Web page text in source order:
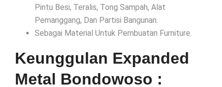
Pintu Besi, Teralis, Tong Sampah, Alat
Pemanggang, Dan Partisi Bangunan.
Sebagai Material Untuk Pembuatan Furniture.
Keunggulan Expanded
Metal Bondowoso :